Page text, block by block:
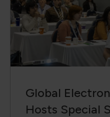
Global
Hosts Special